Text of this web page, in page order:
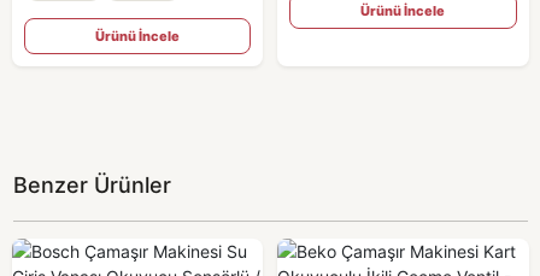
Ürünü İncele
Ürünü İncele
Benzer Ürünler